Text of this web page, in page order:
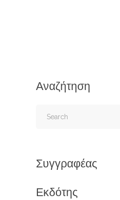
Αναζήτηση
Συγγραφέας
Εκδότης